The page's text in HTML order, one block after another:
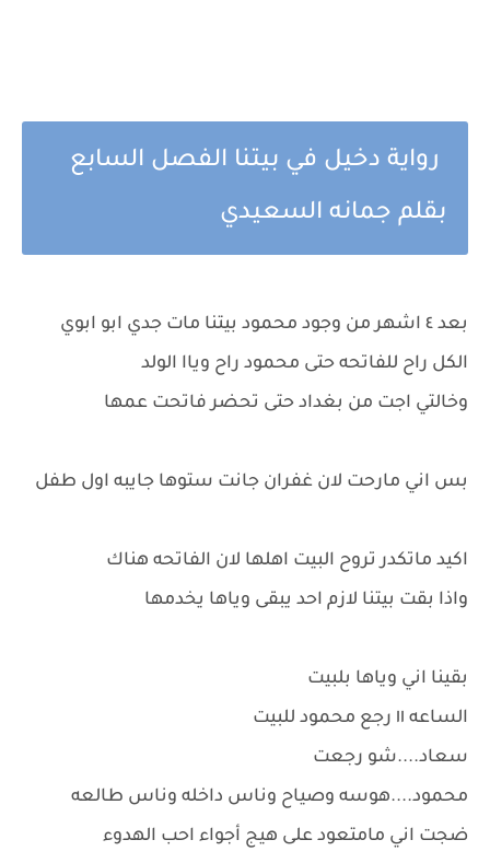
رواية دخيل في بيتنا الفصل السابع
بقلم جمانه السعيدي
بعد ٤ اشهر من وجود محمود بيتنا مات جدي ابو ابوي
الكل راح للفاتحه حتى محمود راح وياا الولد
وخالتي اجت من بغداد حتى تحضر فاتحت عمها
بس اني مارحت لان غفران جانت ستوها جايبه اول طفل
اكيد ماتكدر تروح البيت اهلها لان الفاتحه هناك
واذا بقت بيتنا لازم احد يبقى وياها يخدمها
بقينا اني وياها بلبيت
الساعه ١١ رجع محمود للبيت
سعاد....شو رجعت
محمود....هوسه وصياح وناس داخله وناس طالعه
ضجت اني مامتعود على هيج أجواء احب الهدوء